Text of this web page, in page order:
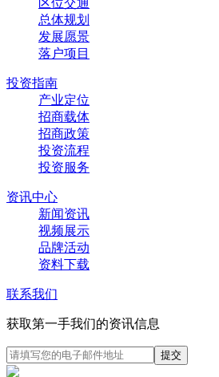
区位交通
总体规划
发展愿景
落户项目
投资指南
产业定位
招商载体
招商政策
投资流程
投资服务
资讯中心
新闻资讯
视频展示
品牌活动
资料下载
联系我们
获取第一手我们的资讯信息